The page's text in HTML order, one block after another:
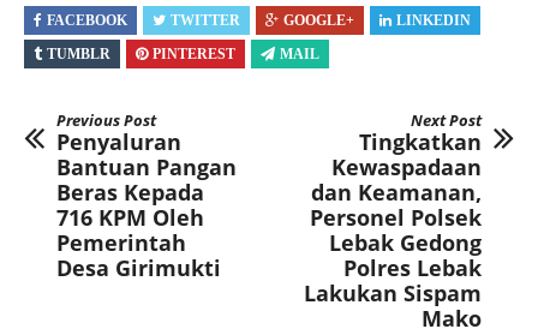
FACEBOOK TWITTER GOOGLE+
LINKEDIN
TUMBLR
PINTEREST MAIL
Previous Post
Penyaluran
Bantuan Pangan
Beras Kepada
716 KPM Oleh
Pemerintah
Desa Girimukti
Next Post
Tingkatkan
Kewaspadaan
dan Keamanan,
Personel Polsek
Lebak Gedong
Polres Lebak
Lakukan Sispam
Mako